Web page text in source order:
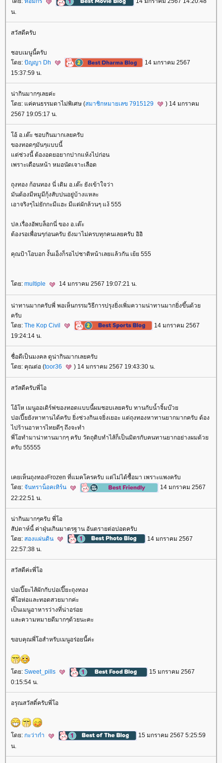
น.
สวัสดีครับ
ชอบเมนูนี้ครับ
ดย: ปัญญา Dh
14 มกราคม 2567
15:37:59 น.
น่ากินมากๆเลยค่ะ
ดย: แค่คนธรรมดาไม่พิเศษ (สมาชิกหมายเลข 7915129
) 14 มกราคม
2567 19:05:17 น.
อ้ อ.เต๊ะ ชอบกินมากเลยครับ
ของทอดๆมันๆแบบนี้
ต่ช่วงนี้ ต้องอดยอยากปากแห้งไปก่อน
เพราะเดือนหน้า หมอนัดเจาะเลือด
ถุงทอง ก้อนทอง นี่ เดิม อ.เต๊ะ ยังเข้าใจว่า
มันต้องมีหมูมีกุ้งสับปนอยู่บ้างแหละ
เอาจริงๆไม่ยักกะมีแฮะ มีแต่ผักล้วนๆ แง้ 555
ปล.เรื่องอัพบล็อกนี่ ของ อ.เต๊ะ
ต้องรอเพื่อนๆก่อนครับ ยังมาไม่ครบทุกคนเลยครับ อิอิ
คุณป้าโอบอก งั้นเอ็งก็รอไปชาติหน้าเลยแล้วกัน เย้ย 555
ดย: multiple 14 มกราคม 2567 19:07:21 น.
น่าทานมากครับพี่ พอเห็นกรรมวิธีการปรุงยิ่งเพิ่มความน่าทานมากยิ่งขึ้นด้ว
ครับ
ดย: The Kop Civil
14 มกราคม 2567
19:24:14 น.
ชื่อดีเป็นมงคล ดูน่ากินมากเลยครับ
ดย: คุณต่อ (toor36 ) 14 มกราคม 2567 19:43:30 น.
สวัสดีครับพี่โอ
อ้โห เมนูออเดิร์ฟของทอดแบบนี้ผมชอบเลยครับ ทานกับน้ำจิ้มบ๊ว
ปอเปี๊ยยังหาทานได้ครับ ยิ่งช่วงกินเจยิ่งเยอะ แต่ถุงทองหาทานยากมากครับ ต้อง
ไปร้านอาหารไทยดีๆ ถึงจะทำ
พี่โอทำมาน่าทานมากๆ ครับ วัตถุดิบทำไส้ก็เป็นมิตรกับคนทานยากอย่างผมด้ว
ครับ 55555
เคยเห็นถุงทองFrozen ที่แมคโครครับ แต่ไม่ได้ซื้อมา เพราะแพงครับ
ดย: จันทราน็อคเทิร์น
14 มกราคม 2567
22:22:51 น.
น่ากินมากๆครับ พี่โอ
สัปดาห์นี้ ค่าฝุ่นเกินมาตรฐาน อันตรายต่อปอดครับ
ดย: สองแผ่นดิน
14 มกราคม 2567
22:57:38 น.
สวัสดีค่ะพี่โอ
ปอเปี๊ยะไส้ผักกับปอเปี๊ยะถุงทอง
พี่โอห่อและทอดสวยมากค่ะ
เป็นเมนูอาหารว่างที่น่าอร่อ
ละความหมายดีมากๆด้วยนะคะ
ขอบคุณพี่โอสำหรับเมนูอร่อยนี้ค่ะ
ดย: Sweet_pills
15 มกราคม 2567
0:15:54 น.
อรุณสวัสดิ์ครับพี่โอ
ดย: กะว่าก๋า
15 มกราคม 2567 5:25:59
น.